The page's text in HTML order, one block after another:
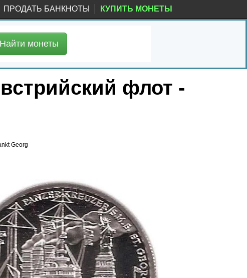
ПРОДАТЬ БАНКНОТЫ КУПИТЬ МОНЕТЫ
Найти монеты
флот -
Georg